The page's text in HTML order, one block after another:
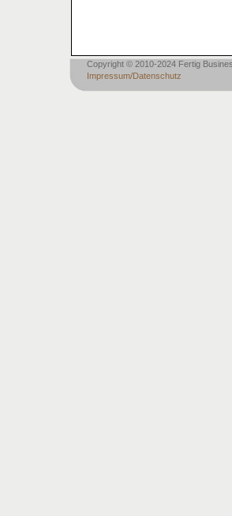
Copyright © 2010-2024 Fertig
Impressum/Datenschutz